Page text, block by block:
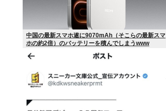
中国の最新スマホ遂に9070mAh（そこらの最新スマ
ホの約2倍）のバッテリーを積んでしまうwww